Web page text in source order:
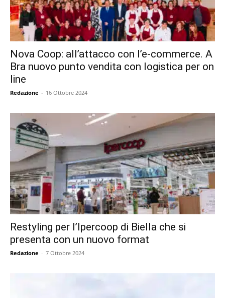
Nova Coop: all’attacco con l’e-commerce. A
Bra nuovo punto vendita con logistica per on
line
Redazione - 16 Ottobre 2024
Restyling per l’Ipercoop di Biella che si
presenta con un nuovo format
Redazione - 7 Ottobre 2024